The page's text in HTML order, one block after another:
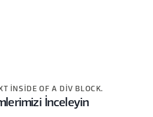
INSIDE OF A DIV BLOCK.
İnceleyin